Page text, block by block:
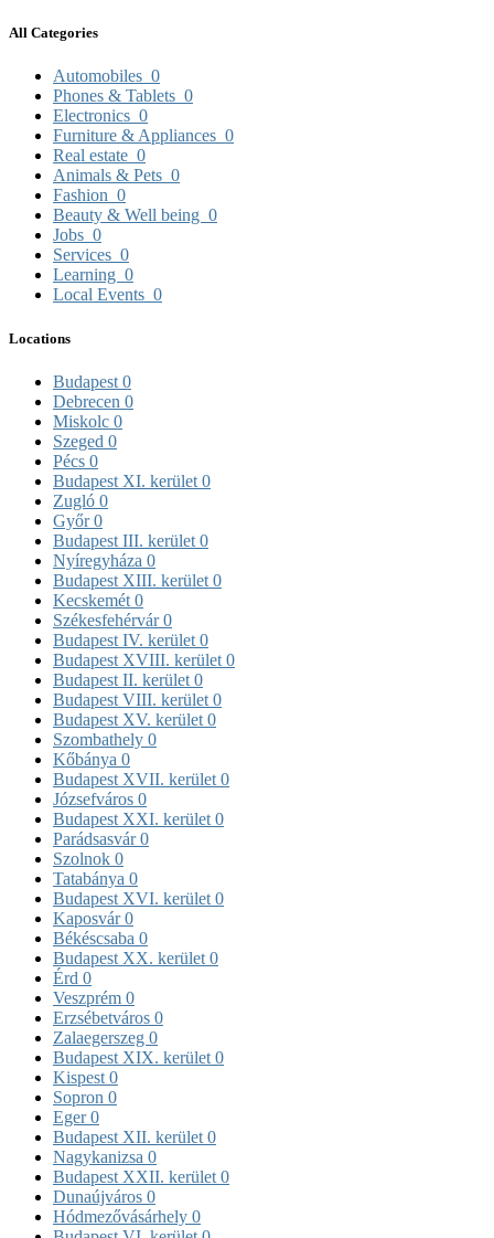
All Categories
Automobiles 0
Phones & Tablets 0
Electronics 0
Furniture & Appliances 0
Real estate 0
Animals & Pets 0
Fashion 0
Beauty & Well being 0
Jobs 0
Services 0
Learning 0
Local Events 0
Locations
Budapest 0
Debrecen 0
Miskolc 0
Szeged 0
Pécs 0
Budapest XI. kerület 0
Zugló 0
Győr0
Budapest III. kerület 0
Nyíregyháza 0
Budapest XIII. kerület 0
Kecskemét 0
Székesfehérvár0
Budapest IV. kerület 0
Budapest XVIII. kerület 0
Budapest II. kerület 0
Budapest VIII. kerület 0
Budapest XV. kerület 0
Szombathely 0
Kőbánya 0
Budapest XVII. kerület 0
Józsefváros 0
Budapest XXI. kerület 0
Parádsasvár0
Szolnok 0
Tatabánya 0
Budapest XVI. kerület 0
Kaposvár0
Békéscsaba 0
Budapest XX. kerület 0
Érd 0
Veszprém 0
Erzsébetváros 0
Zalaegerszeg 0
Budapest XIX. kerület 0
Kispest 0
Sopron 0
Eger0
Budapest XII. kerület 0
Nagykanizsa 0
Budapest XXII. kerület 0
Dunaújváros 0
Hódmezővásárhely 0